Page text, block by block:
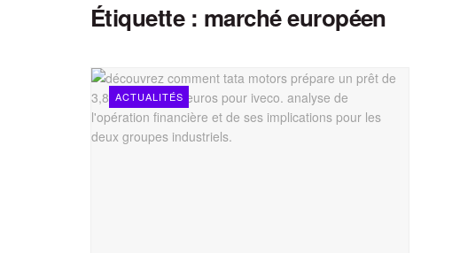
Étiquette : marché européen
ACTUALITÉS